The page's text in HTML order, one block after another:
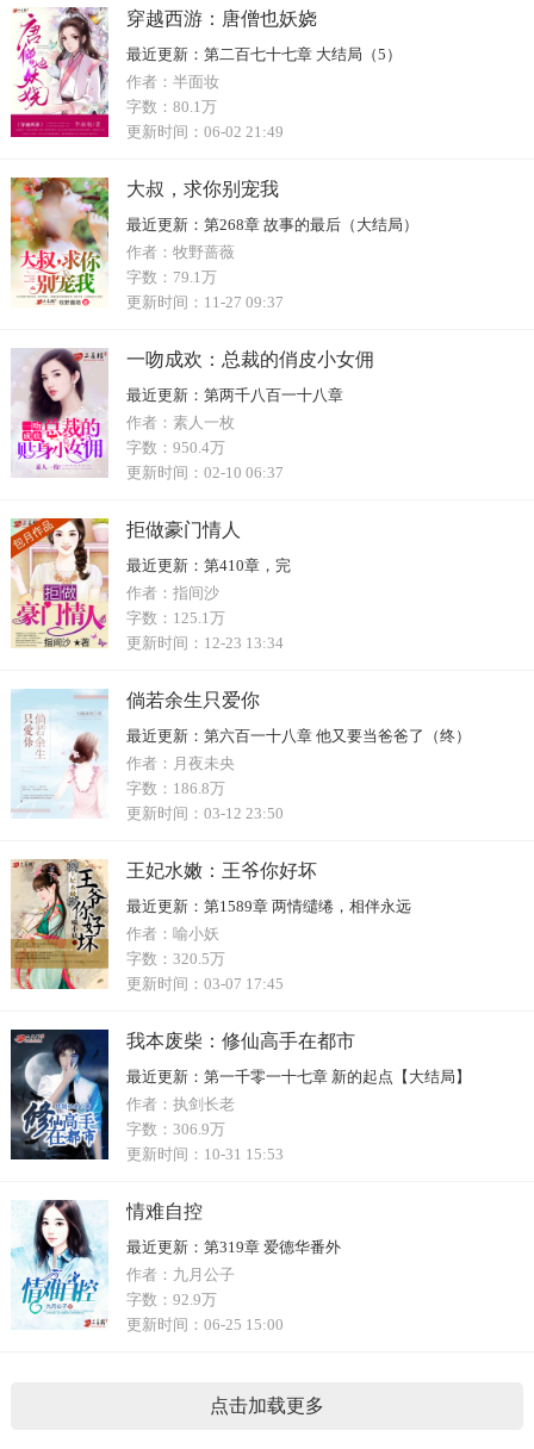
穿越西游：唐僧也妖娆
最近更新： 第二百七十七章 大结局（5）
作者： 半面妆
字数： 80.1万
更新时间： 06-02 21:49
大叔，求你别宠我
最近更新： 第268章 故事的最后（大结局）
作者： 牧野蔷薇
字数： 79.1万
更新时间： 11-27 09:37
一吻成欢：总裁的俏皮小女佣
最近更新： 第两千八百一十八章
作者： 素人一枚
字数： 950.4万
更新时间： 02-10 06:37
拒做豪门情人
最近更新： 第410章，完
作者： 指间沙
字数： 125.1万
更新时间： 12-23 13:34
倘若余生只爱你
最近更新： 第六百一十八章 他又要当爸爸了（终）
作者： 月夜未央
字数： 186.8万
更新时间： 03-12 23:50
王妃水嫩：王爷你好坏
最近更新： 第1589章 两情缱绻，相伴永远
作者： 喻小妖
字数： 320.5万
更新时间： 03-07 17:45
我本废柴：修仙高手在都市
最近更新： 第一千零一十七章 新的起点【大结局】
作者： 执剑长老
字数： 306.9万
更新时间： 10-31 15:53
情难自控
最近更新： 第319章 爱德华番外
作者： 九月公子
字数： 92.9万
更新时间： 06-25 15:00
点击加载更多